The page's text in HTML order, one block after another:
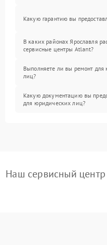
Какую гарантию вы
В каких районах Ярославля
сервисные центры Atlant?
Выполняете ли вы ремонт для
лиц?
Какую документацию вы
для юридических лиц?
Наш сервисный